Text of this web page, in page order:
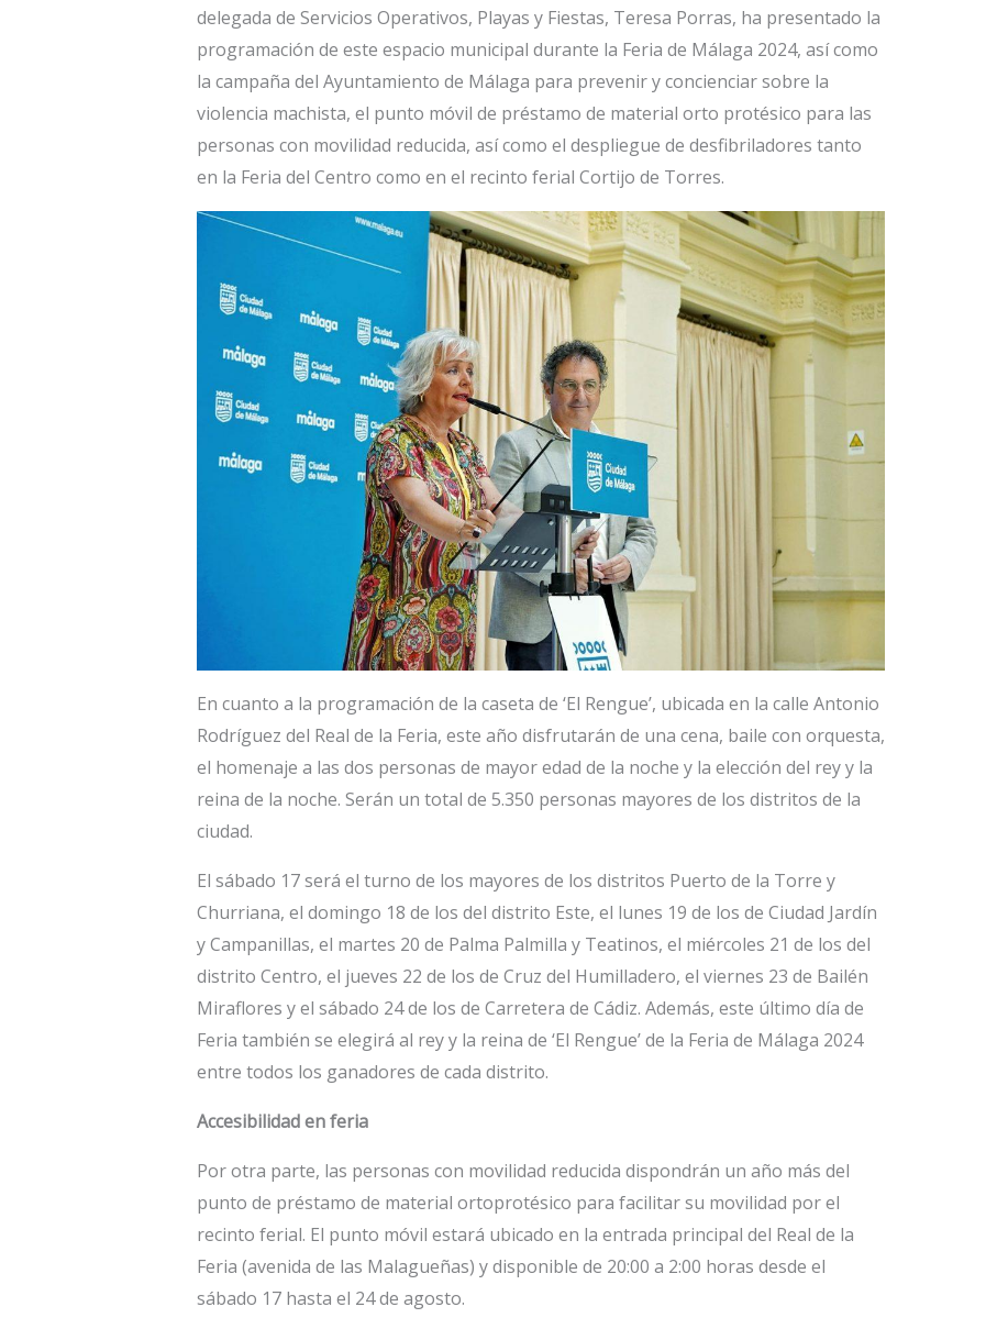
delegada de Servicios Operativos, Playas y Fiestas, Teresa Porras, ha presentado la
programación de este espacio municipal durante la Feria de Málaga 2024, así como
la campaña del Ayuntamiento de Málaga para prevenir y concienciar sobre la
violencia machista, el punto móvil de préstamo de material orto protésico para las
personas con movilidad reducida, así como el despliegue de desfibriladores tanto
en la Feria del Centro como en el recinto ferial Cortijo de Torres.
En cuanto a la programación de la caseta de ‘El Rengue’, ubicada en la calle Antonio
Rodríguez del Real de la Feria, este año disfrutarán de una cena, baile con orquesta,
el homenaje a las dos personas de mayor edad de la noche y la elección del rey y la
reina de la noche. Serán un total de 5.350 personas mayores de los distritos de la
ciudad.
El sábado 17 será el turno de los mayores de los distritos Puerto de la Torre y
Churriana, el domingo 18 de los del distrito Este, el lunes 19 de los de Ciudad Jardín
y Campanillas, el martes 20 de Palma Palmilla y Teatinos, el miércoles 21 de los del
distrito Centro, el jueves 22 de los de Cruz del Humilladero, el viernes 23 de Bailén
Miraflores y el sábado 24 de los de Carretera de Cádiz. Además, este último día de
Feria también se elegirá al rey y la reina de ‘El Rengue’ de la Feria de Málaga 2024
entre todos los ganadores de cada distrito.
Accesibilidad en feria
Por otra parte, las personas con movilidad reducida dispondrán un año más del
punto de préstamo de material ortoprotésico para facilitar su movilidad por el
recinto ferial. El punto móvil estará ubicado en la entrada principal del Real de la
Feria (avenida de las Malagueñas) y disponible de 20:00 a 2:00 horas desde el
sábado 17 hasta el 24 de agosto.